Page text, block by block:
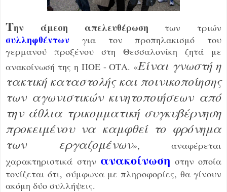
Την άμεση απελευθέρωση των τριών
συλληφθέντων για τον προπηλακισμό του
γερμανού προξένου στη Θεσσαλονίκη ζητά με
ανακοίνωσή της η ΠΟΕ - ΟΤΑ. «Είναι γνωστή η
τακτική καταστολής και ποινικοποίησης
των αγωνιστικών κινητοποιήσεων από
την άθλια τρικομματική συγκυβέρνηση
προκειμένου να καμφθεί το φρόνημα
των εργαζομένων», αναφέρεται
χαρακτηριστικά στην ανακοίνωση στην οποία
τονίζεται ότι, σύμφωνα με πληροφορίες, θα γίνουν
ακόμη δύο συλλήψεις.